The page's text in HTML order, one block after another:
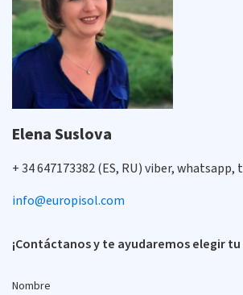
Elena Suslova
+ 34 647173382 (ES, RU) viber,
info@europisol.com
¡Contáctanos y te ayudaremos elegir
Nombre